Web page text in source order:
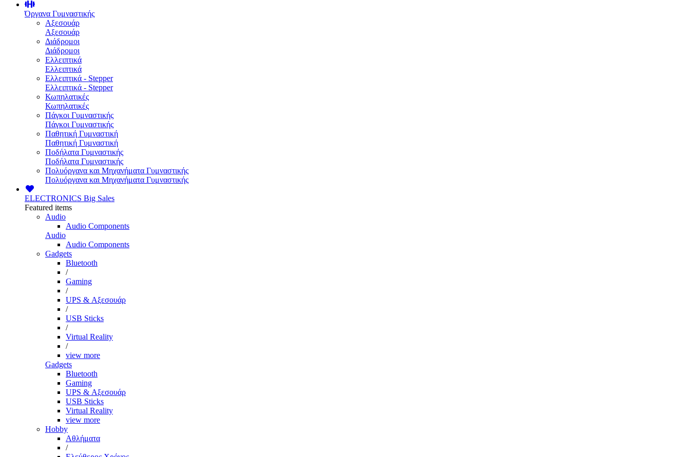
Όργανα Γυμναστικής
Αξεσουάρ
Αξεσουάρ
Διάδρομοι
Διάδρομοι
Ελλειπτικά
Ελλειπτικά
Ελλειπτικά - Stepper
Ελλειπτικά - Stepper
Κωπηλατικές
Κωπηλατικές
Πάγκοι Γυμναστικής
Πάγκοι Γυμναστικής
Παθητική Γυμναστική
Παθητική Γυμναστική
Ποδήλατα Γυμναστικής
Ποδήλατα Γυμναστικής
Πολυόργανα και Μηχανήματα Γυμναστικής
Πολυόργανα και Μηχανήματα Γυμναστικής
ELECTRONICS Big Sales
Featured items
Audio
Audio Components
Audio
Audio Components
Gadgets
Bluetooth
/
Gaming
/
UPS & Αξεσουάρ
/
USB Sticks
/
Virtual Reality
/
view more
Gadgets
Bluetooth
Gaming
UPS & Αξεσουάρ
USB Sticks
Virtual Reality
view more
Hobby
Αθλήματα
/